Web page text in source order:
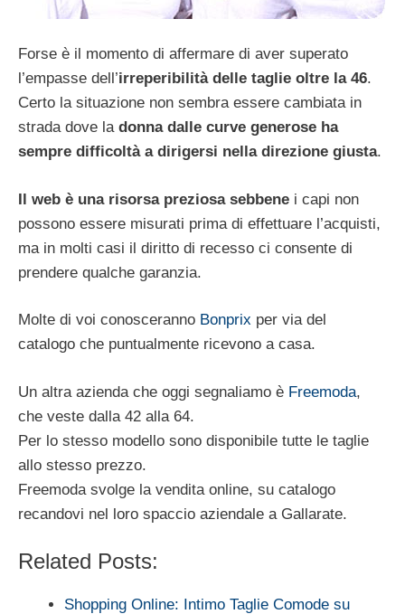
Forse è il momento di affermare di aver superato
l’empasse dell’irreperibilità delle taglie oltre la 46.
Certo la situazione non sembra essere cambiata in
strada dove la donna dalle curve generose ha
sempre difficoltà a dirigersi nella direzione giusta.
Il web è una risorsa preziosa sebbene i capi non
possono essere misurati prima di effettuare l’acquisti,
ma in molti casi il diritto di recesso ci consente di
prendere qualche garanzia.
Molte di voi conosceranno Bonprix per via del
catalogo che puntualmente ricevono a casa.
Un altra azienda che oggi segnaliamo è Freemoda,
che veste dalla 42 alla 64.
Per lo stesso modello sono disponibile tutte le taglie
allo stesso prezzo.
Freemoda svolge la vendita online, su catalogo
recandovi nel loro spaccio aziendale a Gallarate.
Related Posts:
Shopping Online: Intimo Taglie Comode su